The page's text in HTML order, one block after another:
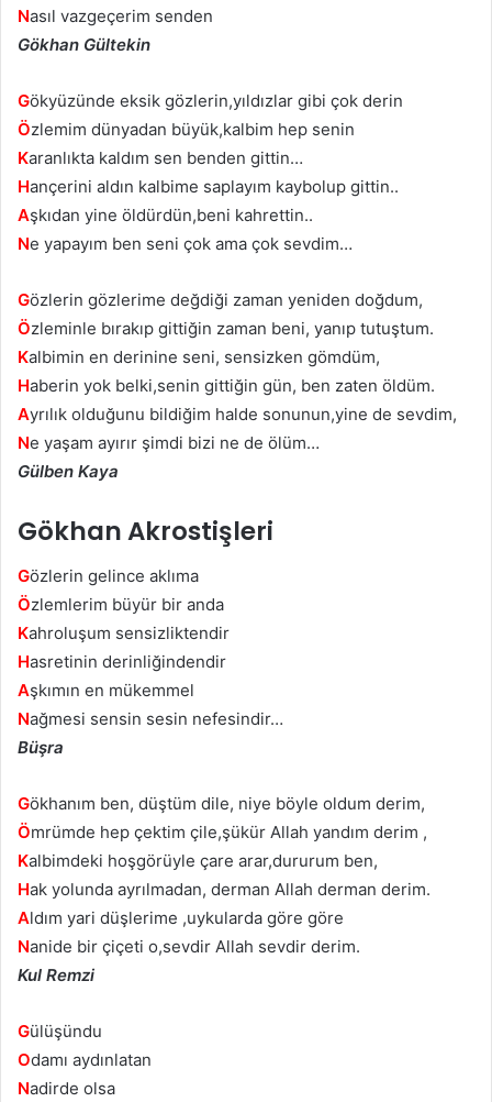
Nasıl vazgeçerim senden
Gökhan Gültekin
Gökyüzünde eksik gözlerin,yıldızlar gibi çok derin
Özlemim dünyadan büyük,kalbim hep senin
Karanlıkta kaldım sen benden gittin…
Hançerini aldın kalbime saplayım kaybolup gittin..
Aşkıdan yine öldürdün,beni kahrettin..
Ne yapayım ben seni çok ama çok sevdim…
Gözlerin gözlerime değdiği zaman yeniden doğdum,
Özleminle bırakıp gittiğin zaman beni, yanıp tutuştum.
Kalbimin en derinine seni, sensizken gömdüm,
Haberin yok belki,senin gittiğin gün, ben zaten öldüm.
Ayrılık olduğunu bildiğim halde sonunun,yine de sevdim,
Ne yaşam ayırır şimdi bizi ne de ölüm…
Gülben Kaya
Gökhan Akrostişleri
Gözlerin gelince aklıma
Özlemlerim büyür bir anda
Kahroluşum sensizliktendir
Hasretinin derinliğindendir
Aşkımın en mükemmel
Nağmesi sensin sesin nefesindir…
Büşra
Gökhanım ben, düştüm dile, niye böyle oldum derim,
Ömrümde hep çektim çile,şükür Allah yandım derim ,
Kalbimdeki hoşgörüyle çare arar,dururum ben,
Hak yolunda ayrılmadan, derman Allah derman derim.
Aldım yari düşlerime ,uykularda göre göre
Nanide bir çiçeti o,sevdir Allah sevdir derim.
Kul Remzi
Gülüşündu
Odamı aydınlatan
Nadirde olsa